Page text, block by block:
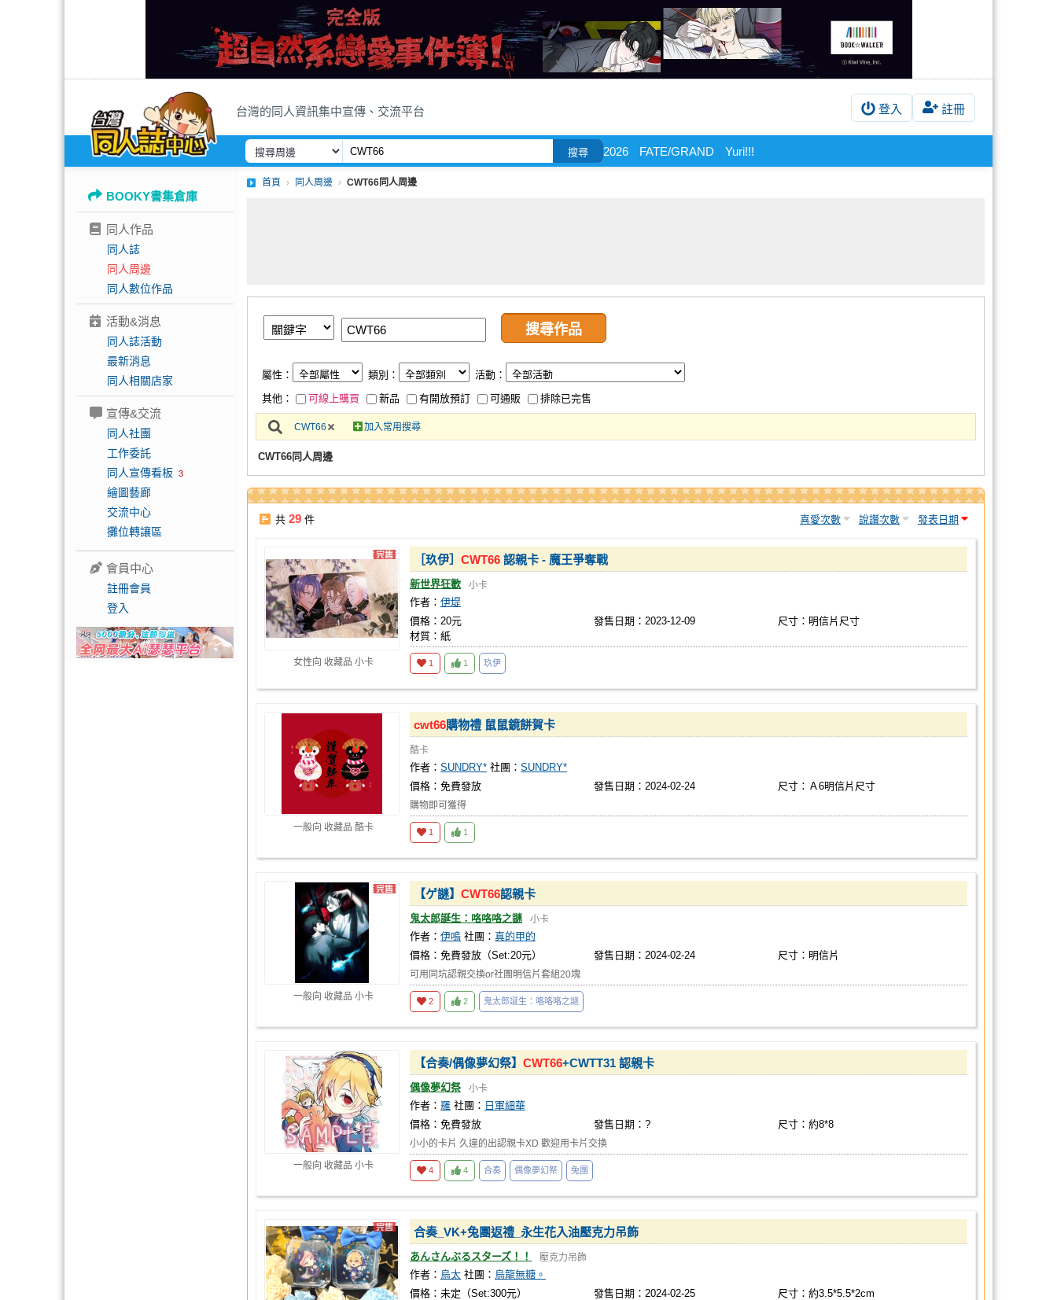
台灣的同人資訊集中宣傳、交流平台 登入 註冊
搜尋 2026 FATE/GRAND Yuri!!!
BOOKY書集倉庫
同人作品
同人誌
同人周邊
同人數位作品
活動&消息
同人誌活動
最新消息
同人相關店家
宣傳&交流
同人社團
工作委託
同人宣傳看板 3
繪圖藝廊
交流中心
攤位轉讓區
會員中心
註冊會員
登入
首頁 同人周邊 CWT66同人周邊
屬性： 類別：
活動：
其他：
可線上購買 新品 有開放預訂 可通販 排除已完售
CWT66 加入常用搜尋
CWT66同人周邊
共 29 件 喜愛次數 說讚次數 發表日期
女性向 收藏品 小卡
［玖伊］ CWT66 認親卡 - 魔王爭奪戰
新世界狂歡 小卡
作者： 伊堤
價格：20元
發售日期：2023-12-09
尺寸：明信片尺寸
材質：紙
1 1 玖伊
一般向 收藏品 酷卡
cwt66購物禮 鼠鼠鏡餅賀卡
酷卡
作者： SUNDRY* 社團： SUNDRY*
價格：免費發放
發售日期：2024-02-24 尺寸：Ａ6明信片尺寸
購物即可獲得
1 1
一般向 收藏品 小卡
【ゲ謎】 CWT66認親卡
鬼太郎誕生：咯咯咯之謎 小卡
作者： 伊嗚 社團： 真的甲的
價格：免費發放（Set:20元）
發售日期：2024-02-24 尺寸：明信片
可用同坑認親交換or社團明信片套組20塊
2 2 鬼太郎誕生：咯咯咯之謎
一般向 收藏品 小卡
【合奏/偶像夢幻祭】 CWT66+CWTT31 認親卡
偶像夢幻祭 小卡
作者： 羅 社團： 日軍細華
價格：免費發放
發售日期：? 尺寸：約8*8
小小的卡片 久違的出認親卡XD 歡迎用卡片交換
4 4 合奏 偶像夢幻祭 兔團
合奏_VK+兔團返禮_永生花入油壓克力吊飾
あんさんぶるスターズ！！ 壓克力吊飾
作者： 烏太 社團： 烏龍無糖。
價格：未定（Set:300元）
發售日期：2024-02-25
尺寸：約3.5*5.5*2cm